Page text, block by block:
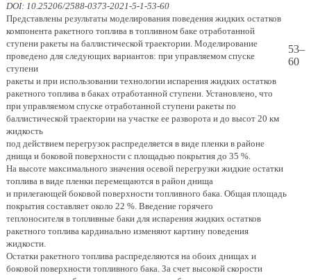
DOI: 10.25206/2588-0373-2021-5-1-53-60
Представлены результаты моделирования поведения жидких остатков
компонента ракетного топлива в топливном баке отработанной
ступени ракеты на баллистической траектории. Моделирование
проведено для следующих вариантов: при управляемом спуске
ступени
ракеты и при использовании технологии испарения жидких остатков
ракетного топлива в баках отработанной ступени. Установлено, что
при управляемом спуске отработанной ступени ракеты по
баллистической траектории на участке ее разворота и до высот 20 км
жидкость
под действием перегрузок распределяется в виде пленки в районе
днища и боковой поверхности с площадью покрытия до 35 %.
На высоте максимального значения осевой перегрузки жидкие остатки
топлива в виде пленки перемещаются в район днища
и прилегающей боковой поверхности топливного бака. Общая площадь
покрытия составляет около 22 %. Введение горячего
теплоносителя в топливные баки для испарения жидких остатков
ракетного топлива кардинально изменяют картину поведения
жидкости.
Остатки ракетного топлива распределяются на обоих днищах и
боковой поверхности топливного бака. За счет высокой скорости
53–
60